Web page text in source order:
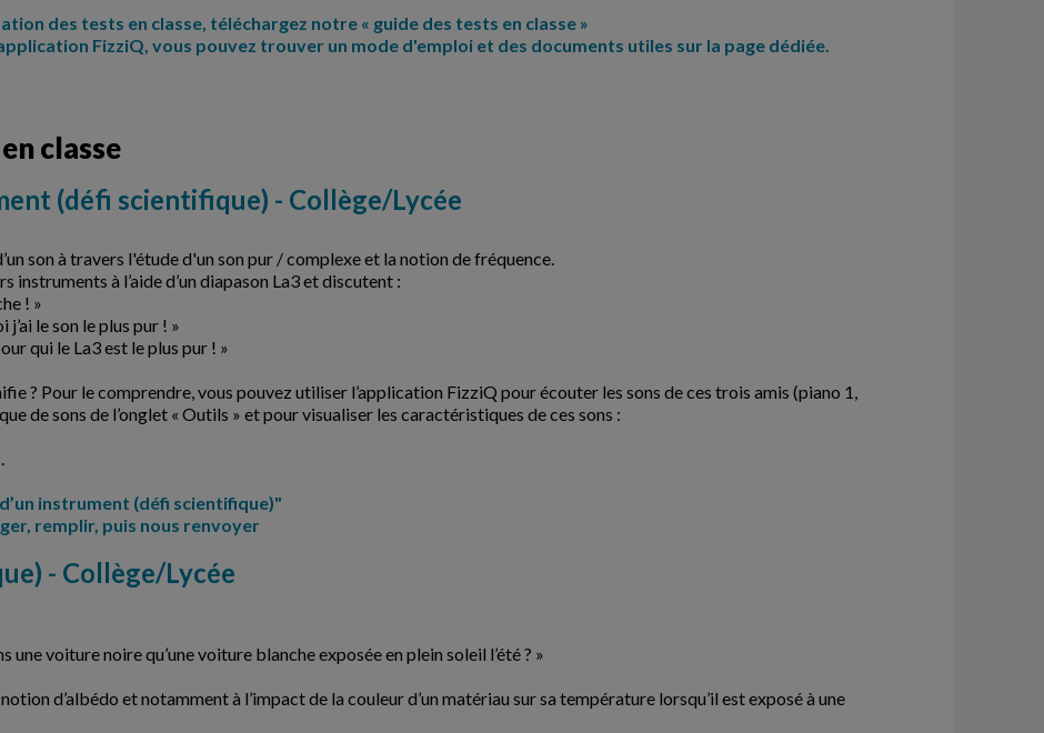
des tests en classe, téléchargez notre « guide des tests en classe »
FizziQ, vous pouvez trouver un mode d'emploi et des documents utiles sur la page dédiée.
classe
(défi scientifique) - Collège/Lycée
son à travers l'étude d'un son pur / complexe et la notion de fréquence.
instruments à l’aide d’un diapason La3 et discutent :
! »
le son le plus pur ! »
qui le La3 est le plus pur ! »
? Pour le comprendre, vous pouvez utiliser l’application FizziQ pour écouter les sons de ces trois amis (piano 1,
de sons de l’onglet « Outils » et pour visualiser les caractéristiques de ces sons :
instrument (défi scientifique)"
remplir, puis nous renvoyer
- Collège/Lycée
une voiture noire qu’une voiture blanche exposée en plein soleil l’été ? »
d’albédo et notamment à l’impact de la couleur d’un matériau sur sa température lorsqu’il est exposé à une